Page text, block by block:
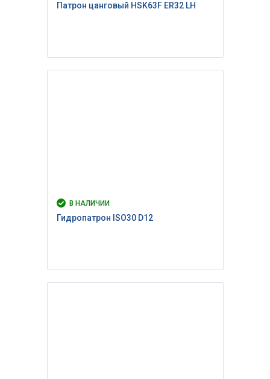
Патрон цанговый HSK63F ER32 LH
В НАЛИЧИИ
Гидропатрон ISO30 D12